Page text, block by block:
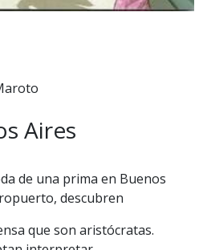
Aires
de una prima en Buenos
descubren
que son aristócratas.